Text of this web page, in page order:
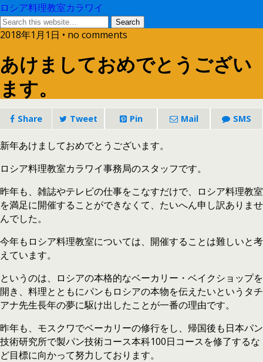
ロシア料理教室カラワイ
2018年1月1日 • no comments
あけましておめでとうござい
ます。
Share Tweet Pin Mail SMS
新年あけましておめでとうございます。
ロシア料理教室カラワイ事務局のスタッフです。
昨年も、雑誌やテレビの仕事をこなすだけで、ロシア料理教室
を満足に開催することができなくて、たいへん申し訳ありませ
んでした。
今年もロシア料理教室については、開催することは難しいと考
えています。
というのは、ロシアの本格的なベーカリー・ベイクショップを
開き、料理とともにパンもロシアの本物を伝えたいというタチ
アナ先生長年の夢に駆け出したことが一番の理由です。
昨年も、モスクワでベーカリーの修行をし、帰国後も日本パン
技術研究所で製パン技術コース本科100日コースを修了するな
ど目標に向かって努力しております。